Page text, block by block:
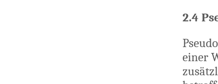
2.4
einer